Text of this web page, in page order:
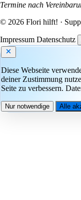
Termine nach
© 2026 Flori hilft! ·
Impressum Datenschutz
Diese Webseite
deiner Zustimmung
Seite zu verbessern.
Nur notwendige Alle